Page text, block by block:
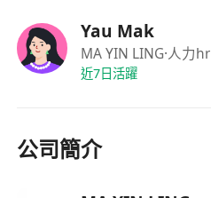
Yau Mak
MA YIN LING·人力hr
近7日活躍
公司簡介